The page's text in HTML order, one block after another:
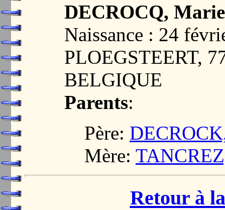
DECROCQ,
Naissance : 24
PLOEGSTEERT,
BELGIQUE
Parents:
Père:
Mère:
Retour à